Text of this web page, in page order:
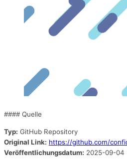
#### Quelle
Typ: GitHub Repository
Original Link: https://github.com/
Veröffentlichungsdatum: 2025-09-04